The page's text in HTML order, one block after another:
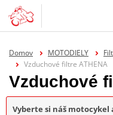
Domov MOTODIELY
Vzduchové filtre ATHENA
Vzduchové
Vyberte si náš